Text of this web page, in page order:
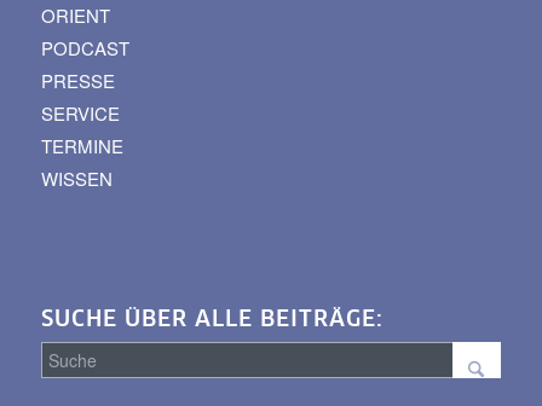
ORIENT
PODCAST
PRESSE
SERVICE
TERMINE
WISSEN
SUCHE ÜBER ALLE BEITRÄGE: